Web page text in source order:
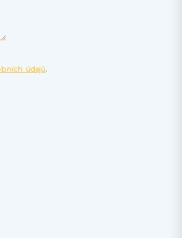
údajů.